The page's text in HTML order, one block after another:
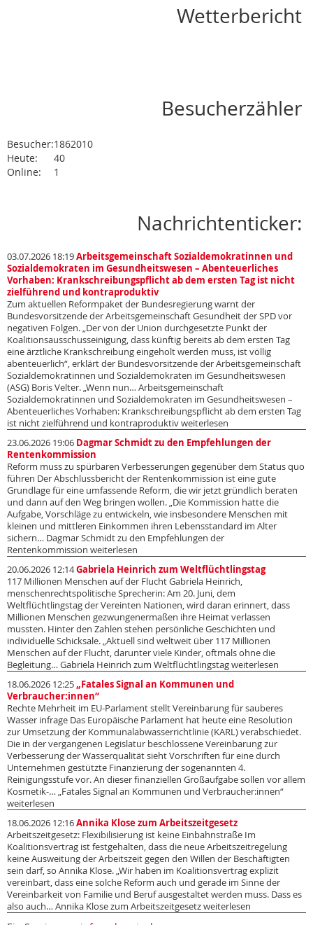
Wetterbericht
Besucherzähler
Besucher:1862010
Heute:
40
Online:
1
Nachrichtenticker:
03.07.2026 18:19Arbeitsgemeinschaft Sozialdemokratinnen und
Sozialdemokraten im Gesundheitswesen – Abenteuerliches
Vorhaben: Krankschreibungspflicht ab dem ersten Tag ist nicht
zielführend und kontraproduktiv
Zum aktuellen Reformpaket der Bundesregierung warnt der
Bundesvorsitzende der Arbeitsgemeinschaft Gesundheit der SPD vor
negativen Folgen. „Der von der Union durchgesetzte Punkt der
Koalitionsausschusseinigung, dass künftig bereits ab dem ersten Tag
eine ärztliche Krankschreibung eingeholt werden muss, ist völlig
abenteuerlich“, erklärt der Bundesvorsitzende der Arbeitsgemeinschaft
Sozialdemokratinnen und Sozialdemokraten im Gesundheitswesen
(ASG) Boris Velter. „Wenn nun… Arbeitsgemeinschaft
Sozialdemokratinnen und Sozialdemokraten im Gesundheitswesen –
Abenteuerliches Vorhaben: Krankschreibungspflicht ab dem ersten Tag
ist nicht zielführend und kontraproduktiv weiterlesen
23.06.2026 19:06 Dagmar Schmidt zu den Empfehlungen der
Rentenkommission
Reform muss zu spürbaren Verbesserungen gegenüber dem Status quo
führen Der Abschlussbericht der Rentenkommission ist eine gute
Grundlage für eine umfassende Reform, die wir jetzt gründlich beraten
und dann auf den Weg bringen wollen. „Die Kommission hatte die
Aufgabe, Vorschläge zu entwickeln, wie insbesondere Menschen mit
kleinen und mittleren Einkommen ihren Lebensstandard im Alter
sichern… Dagmar Schmidt zu den Empfehlungen der
Rentenkommission weiterlesen
20.06.2026 12:14Gabriela Heinrich zum Weltflüchtlingstag
117 Millionen Menschen auf der Flucht Gabriela Heinrich,
menschenrechtspolitische Sprecherin: Am 20. Juni, dem
Weltflüchtlingstag der Vereinten Nationen, wird daran erinnert, dass
Millionen Menschen gezwungenermaßen ihre Heimat verlassen
mussten. Hinter den Zahlen stehen persönliche Geschichten und
individuelle Schicksale. „Aktuell sind weltweit über 117 Millionen
Menschen auf der Flucht, darunter viele Kinder, oftmals ohne die
Begleitung… Gabriela Heinrich zum Weltflüchtlingstag weiterlesen
18.06.2026 12:25„Fatales Signal an Kommunen und
Verbraucher:innen“
Rechte Mehrheit im EU-Parlament stellt Vereinbarung für sauberes
Wasser infrage Das Europäische Parlament hat heute eine Resolution
zur Umsetzung der Kommunalabwasserrichtlinie (KARL) verabschiedet.
Die in der vergangenen Legislatur beschlossene Vereinbarung zur
Verbesserung der Wasserqualität sieht Vorschriften für eine durch
Unternehmen gestützte Finanzierung der sogenannten 4.
Reinigungsstufe vor. An dieser finanziellen Großaufgabe sollen vor allem
Kosmetik-… „Fatales Signal an Kommunen und Verbraucher:innen“
weiterlesen
18.06.2026 12:16Annika Klose zum Arbeitszeitgesetz
Arbeitszeitgesetz: Flexibilisierung ist keine Einbahnstraße Im
Koalitionsvertrag ist festgehalten, dass die neue Arbeitszeitregelung
keine Ausweitung der Arbeitszeit gegen den Willen der Beschäftigten
sein darf, so Annika Klose. „Wir haben im Koalitionsvertrag explizit
vereinbart, dass eine solche Reform auch und gerade im Sinne der
Vereinbarkeit von Familie und Beruf ausgestaltet werden muss. Dass es
also auch… Annika Klose zum Arbeitszeitgesetz weiterlesen